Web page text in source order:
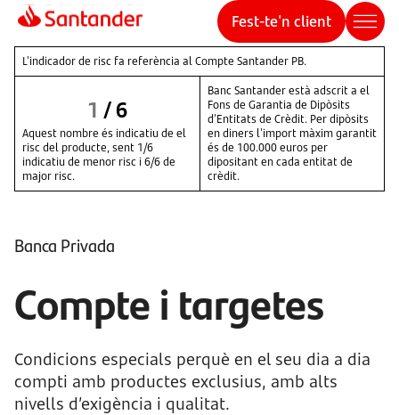
Fest-te'n client
L'indicador de risc fa referència al Compte Santander PB.
1 /6
Aquest nombre és indicatiu de el
risc del producte, sent 1/6
indicatiu de menor risc i 6/6 de
major risc.
Banc Santander està adscrit a el
Fons de Garantia de Dipòsits
d'Entitats de Crèdit. Per dipòsits
en diners l'import màxim garantit
és de 100.000 euros per
dipositant en cada entitat de
crèdit.
Banca Privada
Compte i targetes
Condicions especials perquè en el seu dia a dia
compti amb productes exclusius, amb alts
nivells d’exigència i qualitat.